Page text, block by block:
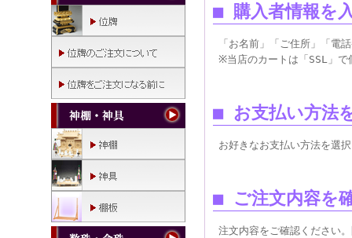
■ 購入者情報を
「お名前」「ご住所」「電
※当店のカートは「SSL」で
■ お支払い方法
お好きなお支払い方法を選
■ ご注文内容を
注文内容をご確認ください